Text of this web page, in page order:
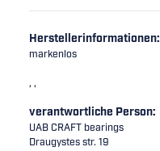
Herstellerinformationen:
markenlos
, ,
verantwortliche Person:
UAB CRAFT bearings
Draugystes str. 19